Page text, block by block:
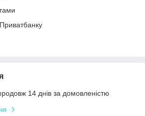
14 днів за домовленістю